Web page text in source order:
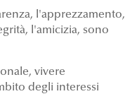
l'apprezzamento,
l'amicizia, sono
vivere
degli interessi